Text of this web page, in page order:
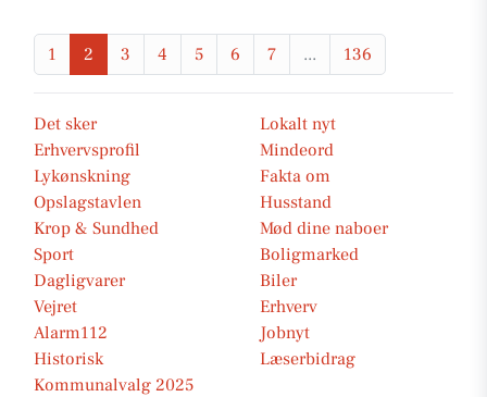
1 2 3 4 5 6 7 ... 136
Det sker
Lokalt nyt
Erhvervsprofil
Mindeord
Lykønskning
Fakta om
Opslagstavlen
Husstand
Krop & Sundhed
Mød dine naboer
Sport
Boligmarked
Dagligvarer
Biler
Vejret
Erhverv
Alarm112
Jobnyt
Historisk
Læserbidrag
Kommunalvalg 2025